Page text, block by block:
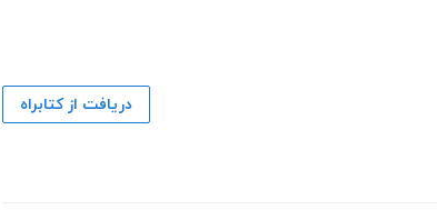
دریافت از کتابراه